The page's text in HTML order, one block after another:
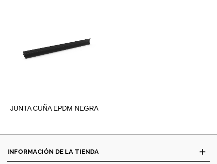
JUNTA CUÑA EPDM NEGRA
INFORMACIÓN DE LA TIENDA add